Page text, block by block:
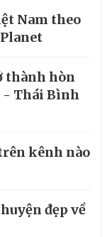
Nam theo
thành hòn
- Thái Bình
kênh nào
đẹp về